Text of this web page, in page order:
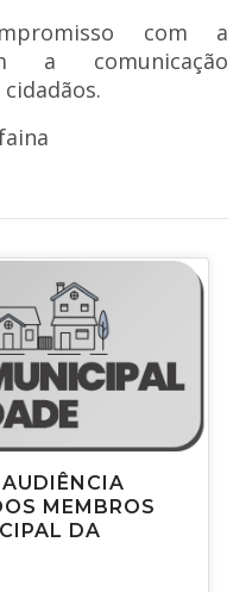
com a
a comunicação
MEMBROS
DA